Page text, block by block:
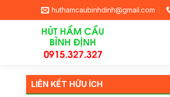
huthamcaubinhdinh@gmail.com
LIÊN KẾT HỮU ÍCH